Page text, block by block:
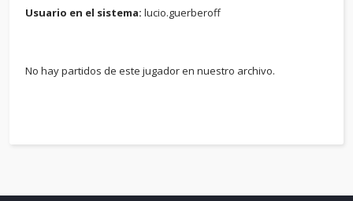
Usuario en el sistema: lucio.guerberoff
No hay partidos de este jugador en nuestro archivo.